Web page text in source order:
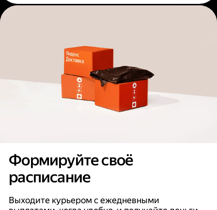
Формируйте своё
расписание
Выходите курьером с ежедневными